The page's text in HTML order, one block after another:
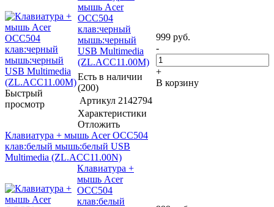
Быстрый
просмотр
мышь Acer
OCC504
клав:черный
мышь:черный
USB Multimedia
(ZL.ACC11.00M)
Есть в наличии
(200)
Артикул 2142794
Характеристики
Отложить
999 руб.
-
+
В корзину
Клавиатура + мышь Acer OCC504
клав:белый мышь:белый USB
Multimedia (ZL.ACC11.00N)
Клавиатура +
мышь Acer
OCC504
клав:белый